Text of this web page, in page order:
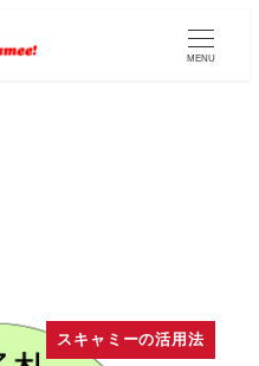
MENU
スキャミーの活用法